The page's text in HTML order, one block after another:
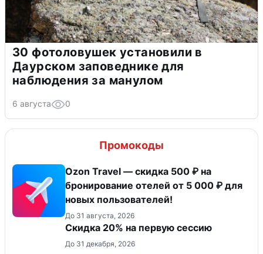
30 фотоловушек установили в
Даурском заповеднике для
наблюдения за манулом
6 августа 0
Промокоды
Ozon Travel — скидка 500 ₽ на
бронирование отелей от 5 000 ₽ для
новых пользователей!
До 31 августа, 2026
Скидка 20% на первую сессию
До 31 декабря, 2026